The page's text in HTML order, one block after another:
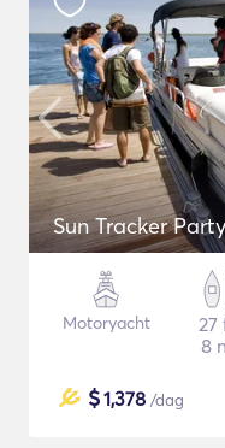
Sun Tracker
Motoryacht
27
8
$1,378 /dag